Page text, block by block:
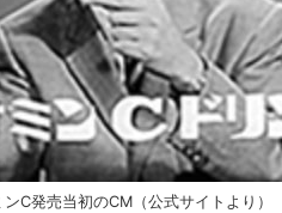
ンC発売当初のCM（公式サイトより）